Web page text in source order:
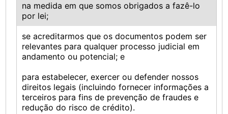
na medida em que somos obrigados a fazê-lo
por lei;
se acreditarmos que os documentos podem ser
relevantes para qualquer processo judicial em
andamento ou potencial; e
para estabelecer, exercer ou defender nossos
direitos legais (incluindo fornecer informações a
terceiros para fins de prevenção de fraudes e
redução do risco de crédito).